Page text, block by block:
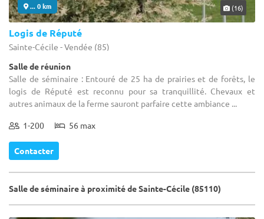
... 0 km (16)
Logis de Réputé
Sainte-Cécile - Vendée (85)
Salle de réunion
Salle de séminaire : Entouré de 25 ha de prairies et de forêts, le
logis de Réputé est reconnu pour sa tranquillité. Chevaux et
autres animaux de la ferme sauront parfaire cette ambiance ...
1-200 56 max
Contacter
Salle de séminaire à proximité de Sainte-Cécile (85110)